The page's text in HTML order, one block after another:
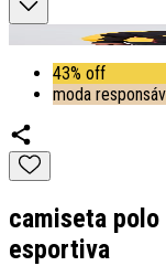
43% off
moda
camiseta polo
esportiva